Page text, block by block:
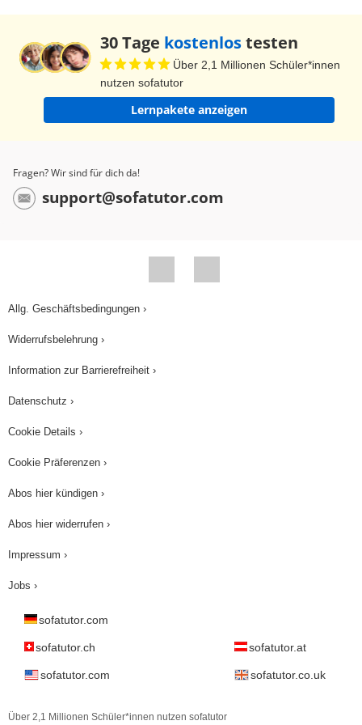
30 Tage kostenlostesten
Über 2,1 Millionen Schüler*innen
nutzen sofatutor
Lernpakete anzeigen
Fragen? Wir sind für dich da!
support@sofatutor.com
Allg. Geschäftsbedingungen ›
Widerrufsbelehrung ›
Information zur Barrierefreiheit ›
Datenschutz ›
Cookie Details ›
Cookie Präferenzen ›
Abos hier kündigen ›
Abos hier widerrufen ›
Impressum ›
Jobs ›
sofatutor.com
sofatutor.ch sofatutor.at
sofatutor.com sofatutor.co.uk
Über 2,1 Millionen Schüler*innen nutzen sofatutor